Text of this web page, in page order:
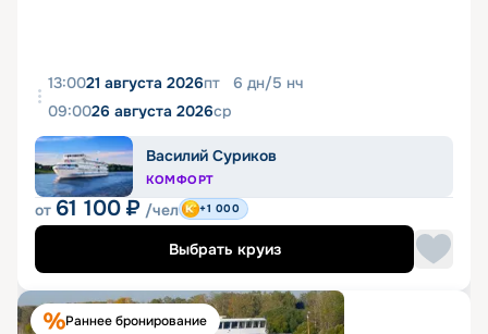
13:0021 августа 2026пт 6 дн/5 нч
09:0026 августа 2026ср
Василий Суриков
КОМФОРТ
от 61 100 ₽ /чел +1 000
Выбрать круиз
Раннее бронирование